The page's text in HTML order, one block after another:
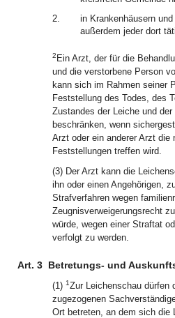
2.
in Krankenhäusern
außerdem jeder dort
2 Ein Arzt, der für die
und die verstorbene Person
kann sich im Rahmen seiner
Feststellung des Todes, des
Zustandes der Leiche und
beschränken, wenn
Arzt oder ein anderer Arzt die
Feststellungen treffen wird.
(3) Der Arzt kann die
ihn oder einen Angehörigen,
Strafverfahren wegen
Zeugnisverweigerungsrecht
würde, wegen einer Straftat
verfolgt zu werden.
Art. 3 Betretungs- und
(1) 1Zur Leichenschau dürfen
zugezogenen
Ort betreten, an dem sich die